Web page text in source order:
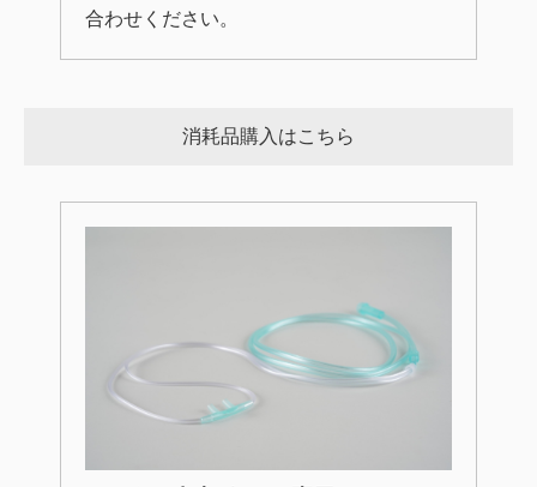
合わせください。
消耗品購入はこちら